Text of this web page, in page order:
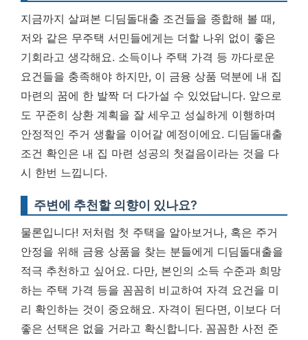
지금까지 살펴본 디딤돌대출 조건들을 종합해 볼 때,
저와 같은 무주택 서민들에게는 더할 나위 없이 좋은
기회라고 생각해요. 소득이나 주택 가격 등 까다로운
요건들을 충족해야 하지만, 이 금융 상품 덕분에 내 집
마련의 꿈에 한 발짝 더 다가설 수 있었답니다. 앞으로
도 꾸준히 상환 계획을 잘 세우고 성실하게 이행하며
안정적인 주거 생활을 이어갈 예정이에요. 디딤돌대출
조건 확인은 내 집 마련 성공의 첫걸음이라는 것을 다
시 한번 느낍니다.
주변에 추천할 의향이 있나요?
물론입니다! 저처럼 첫 주택을 알아보거나, 혹은 주거
안정을 위해 금융 상품을 찾는 분들에게 디딤돌대출을
적극 추천하고 싶어요. 다만, 본인의 소득 수준과 희망
하는 주택 가격 등을 꼼꼼히 비교하여 자격 요건을 미
리 확인하는 것이 중요해요. 자격이 된다면, 이보다 더
좋은 선택은 없을 거라고 확신합니다. 꼼꼼한 사전 준